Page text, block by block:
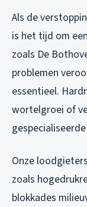
Als de
is het tijd om
zoals De
problemen
essentieel.
wortelgroei of
Onze
zoals
blokkades